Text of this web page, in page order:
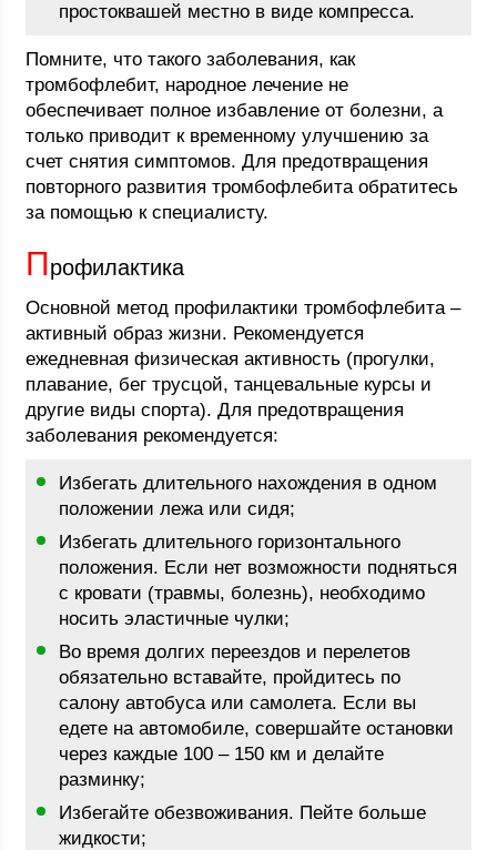
простоквашей местно в виде компресса.
Помните, что такого заболевания, как
тромбофлебит, народное лечение не
обеспечивает полное избавление от болезни, а
только приводит к временному улучшению за
счет снятия симптомов. Для предотвращения
повторного развития тромбофлебита обратитесь
за помощью к специалисту.
Профилактика
Основной метод профилактики тромбофлебита –
активный образ жизни. Рекомендуется
ежедневная физическая активность (прогулки,
плавание, бег трусцой, танцевальные курсы и
другие виды спорта). Для предотвращения
заболевания рекомендуется:
Избегать длительного нахождения в одном
положении лежа или сидя;
Избегать длительного горизонтального
положения. Если нет возможности подняться
с кровати (травмы, болезнь), необходимо
носить эластичные чулки;
Во время долгих переездов и перелетов
обязательно вставайте, пройдитесь по
салону автобуса или самолета. Если вы
едете на автомобиле, совершайте остановки
через каждые 100 – 150 км и делайте
разминку;
Избегайте обезвоживания. Пейте больше
жидкости;